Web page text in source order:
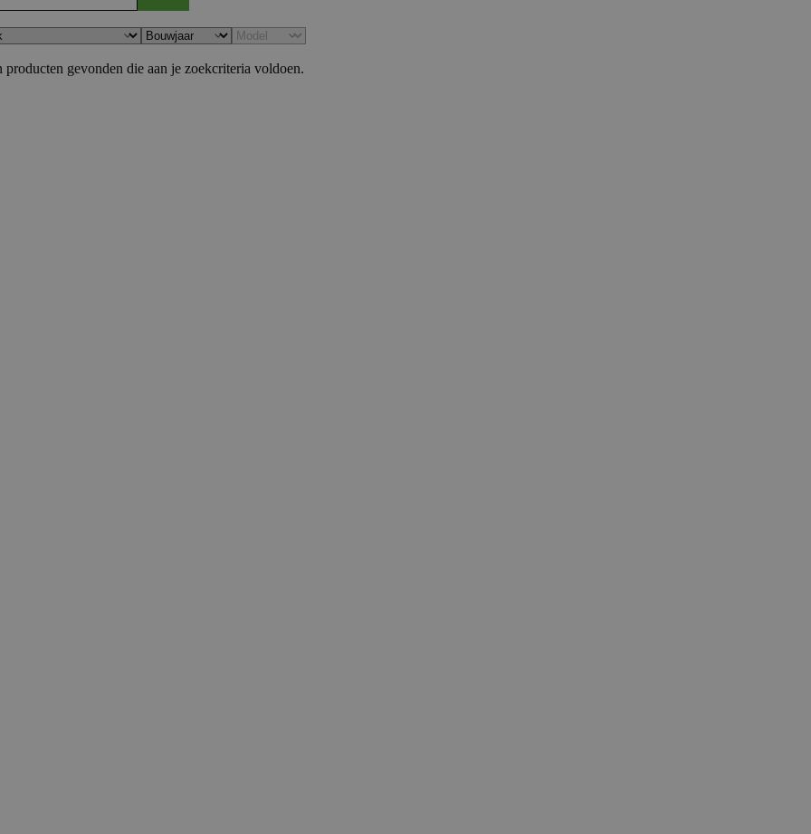
producten gevonden die aan je zoekcriteria voldoen.